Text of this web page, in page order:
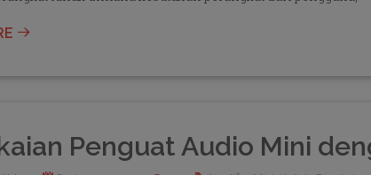
Penguat Audio Mini